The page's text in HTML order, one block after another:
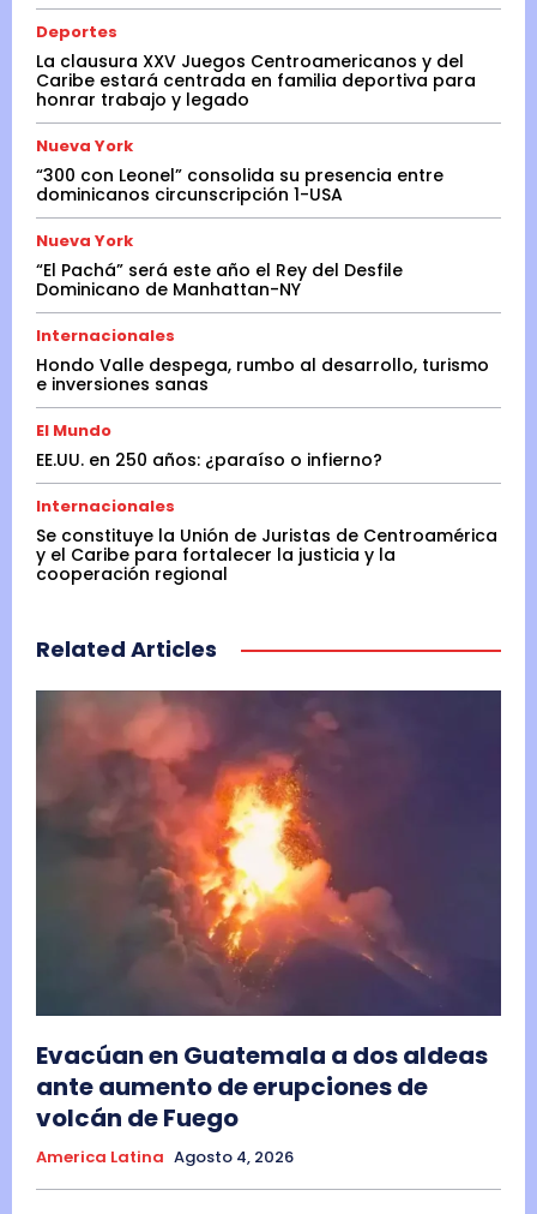
Deportes
La clausura XXV Juegos Centroamericanos y del
Caribe estará centrada en familia deportiva para
honrar trabajo y legado
Nueva York
“300 con Leonel” consolida su presencia entre
dominicanos circunscripción 1-USA
Nueva York
“El Pachá” será este año el Rey del Desfile
Dominicano de Manhattan-NY
Internacionales
Hondo Valle despega, rumbo al desarrollo, turismo
e inversiones sanas
El Mundo
EE.UU. en 250 años: ¿paraíso o infierno?
Internacionales
Se constituye la Unión de Juristas de Centroamérica
y el Caribe para fortalecer la justicia y la
cooperación regional
Related Articles
Evacúan en Guatemala a dos aldeas
ante aumento de erupciones de
volcán de Fuego
America Latina Agosto 4, 2026